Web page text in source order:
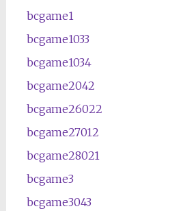
bcgame1
bcgame1033
bcgame1034
bcgame2042
bcgame26022
bcgame27012
bcgame28021
bcgame3
bcgame3043